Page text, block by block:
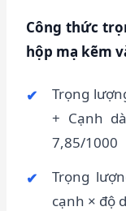
Công thức
hộp mạ kẽm
Trọng
+ Cạnh
7,85/1000
Trọng
cạnh × độ